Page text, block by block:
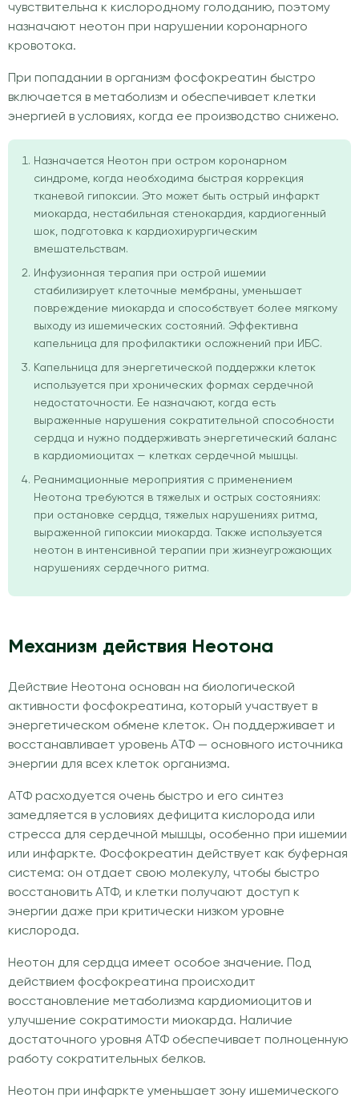
чувствительна к кислородному голоданию, поэтому
назначают неотон при нарушении коронарного
кровотока.
При попадании в организм фосфокреатин быстро
включается в метаболизм и обеспечивает клетки
энергией в условиях, когда ее производство снижено.
Назначается Неотон при остром коронарном
синдроме, когда необходима быстрая коррекция
тканевой гипоксии. Это может быть острый инфаркт
миокарда, нестабильная стенокардия, кардиогенный
шок, подготовка к кардиохирургическим
вмешательствам.
Инфузионная терапия при острой ишемии
стабилизирует клеточные мембраны, уменьшает
повреждение миокарда и способствует более мягкому
выходу из ишемических состояний. Эффективна
капельница для профилактики осложнений при ИБС.
Капельница для энергетической поддержки клеток
используется при хронических формах сердечной
недостаточности. Ее назначают, когда есть
выраженные нарушения сократительной способности
сердца и нужно поддерживать энергетический баланс
в кардиомиоцитах — клетках сердечной мышцы.
Реанимационные мероприятия с применением
Неотона требуются в тяжелых и острых состояниях:
при остановке сердца, тяжелых нарушениях ритма,
выраженной гипоксии миокарда. Также используется
неотон в интенсивной терапии при жизнеугрожающих
нарушениях сердечного ритма.
Механизм действия Неотона
Действие Неотона основан на биологической
активности фосфокреатина, который участвует в
энергетическом обмене клеток. Он поддерживает и
восстанавливает уровень АТФ — основного источника
энергии для всех клеток организма.
АТФ расходуется очень быстро и его синтез
замедляется в условиях дефицита кислорода или
стресса для сердечной мышцы, особенно при ишемии
или инфаркте. Фосфокреатин действует как буферная
система: он отдает свою молекулу, чтобы быстро
восстановить АТФ, и клетки получают доступ к
энергии даже при критически низком уровне
кислорода.
Неотон для сердца имеет особое значение. Под
действием фосфокреатина происходит
восстановление метаболизма кардиомиоцитов и
улучшение сократимости миокарда. Наличие
достаточного уровня АТФ обеспечивает полноценную
работу сократительных белков.
Неотон при инфаркте уменьшает зону ишемического